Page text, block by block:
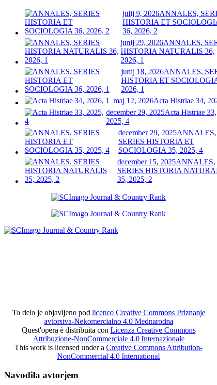
julij 9, 2026ANNALES,
HISTORIA ET
36, 2026, 2
junij 29, 2026ANNALES,
HISTORIA NATURALIS 36,
2026, 1
junij 18, 2026ANNALES,
HISTORIA ET
2026, 1
maj 12, 2026Acta Histriae 34,
december 29, 2025Acta Histriae 33,
2025, 4
december 29, 2025ANNALES,
SERIES HISTORIA ET
SOCIOLOGIA 35, 2025, 4
december 15, 2025ANNALES,
SERIES HISTORIA
35, 2025, 2
To delo je objavljeno pod licenco Creative Commons Priznanje
avtorstva-Nekomercialno 4.0 Mednarodna
Quest'opera è distribuita con Licenza Creative Commons
Attribuzione-NonCommerciale 4.0 Internazionale
This work is licensed under a Creative Commons Attribution-
NonCommercial 4.0 International
Navodila avtorjem